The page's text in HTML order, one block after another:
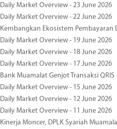
Daily Market Overview - 23 June 2026
Daily Market Overview - 22 June 2026
Kembangkan Ekosistem Pembayaran
Daily Market Overview - 19 June 2026
Daily Market Overview - 18 June 2026
Daily Market Overview - 17 June 2026
Bank Muamalat Genjot Transaksi QRIS
Daily Market Overview - 15 June 2026
Daily Market Overview - 12 June 2026
Daily Market Overview - 11 June 2026
Kinerja Moncer, DPLK Syariah